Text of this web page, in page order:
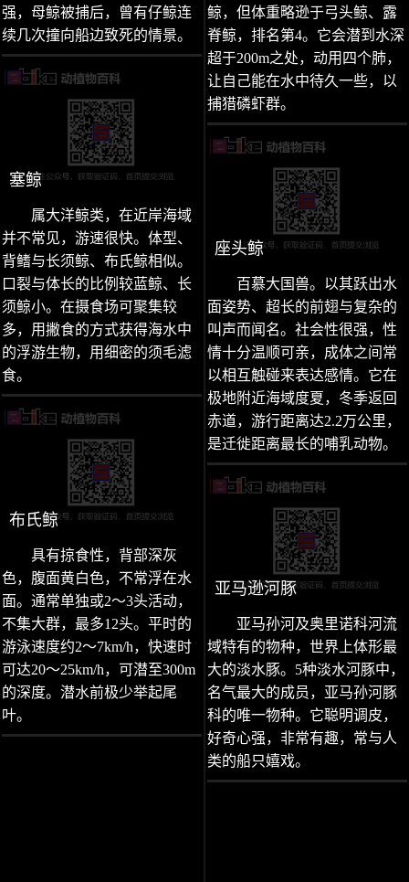
强，母鲸被捕后，曾有仔鲸连
续几次撞向船边致死的情景。
塞鲸
属大洋鲸类，在近岸海域
并不常见，游速很快。体型、
背鳍与长须鲸、布氏鲸相似。
口裂与体长的比例较蓝鲸、长
须鲸小。在摄食场可聚集较
多，用撇食的方式获得海水中
的浮游生物，用细密的须毛滤
食。
布氏鲸
具有掠食性，背部深灰
色，腹面黄白色，不常浮在水
面。通常单独或2～3头活动，
不集大群，最多12头。平时的
游泳速度约2～7km/h，快速时
可达20～25km/h，可潜至300m
的深度。潜水前极少举起尾
叶。
鲸，但体重略逊于弓头鲸、露
脊鲸，排名第4。它会潜到水深
超于200m之处，动用四个肺，
让自己能在水中待久一些，以
捕猎磷虾群。
座头鲸
百慕大国兽。以其跃出水
面姿势、超长的前翅与复杂的
叫声而闻名。社会性很强，性
情十分温顺可亲，成体之间常
以相互触碰来表达感情。它在
极地附近海域度夏，冬季返回
赤道，游行距离达2.2万公里，
是迁徙距离最长的哺乳动物。
亚马逊河豚
亚马孙河及奥里诺科河流
域特有的物种，世界上体形最
大的淡水豚。5种淡水河豚中，
名气最大的成员，亚马孙河豚
科的唯一物种。它聪明调皮，
好奇心强，非常有趣，常与人
类的船只嬉戏。